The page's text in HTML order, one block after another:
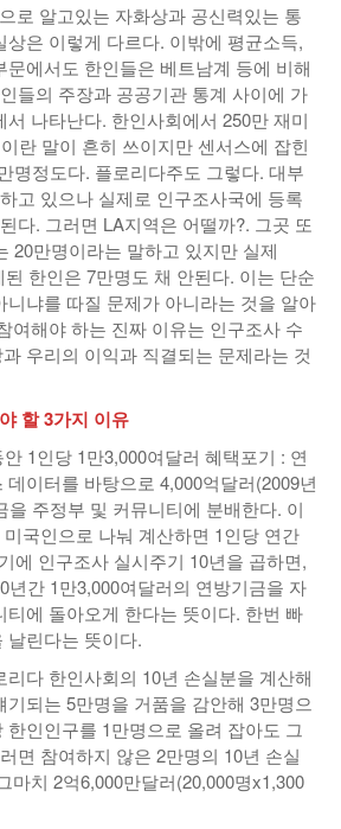
로 알고있는 자화상과 공신력있는 통
상은 이렇게 다르다. 이밖에 평균소득,
문에서도 한인들은 베트남계 등에 비해
들의 주장과 공공기관 통계 사이에 가
나타난다. 한인사회에서 250만 재미
란 말이 흔히 쓰이지만 센서스에 잡힌
명정도다. 플로리다주도 그렇다. 대부
고 있으나 실제로 인구조사국에 등록
다. 그러면 LA지역은 어떨까?. 그곳 또
20만명이라는 말하고 있지만 실제
한인은 7만명도 채 안된다. 이는 단순
니냐를 따질 문제가 아니라는 것을 알아
여해야 하는 진짜 이유는 인구조사 수
우리의 이익과 직결되는 문제라는 것
할 3가지 이유
1인당 1만3,000여달러 혜택포기 : 연
이터를 바탕으로 4,000억달러(2009년
을 주정부 및 커뮤니티에 분배한다. 이
국인으로 나눠 계산하면 1인당 연간
에 인구조사 실시주기 10년을 곱하면,
년간 1만3,000여달러의 연방기금을 자
티에 돌아오게 한다는 뜻이다. 한번 빠
날린다는 뜻이다.
다 한인사회의 10년 손실분을 계산해
기되는 5만명을 거품을 감안해 3만명으
한인인구를 1만명으로 올려 잡아도 그
면 참여하지 않은 2만명의 10년 손실
마치 2억6,000만달러(20,000명x1,300